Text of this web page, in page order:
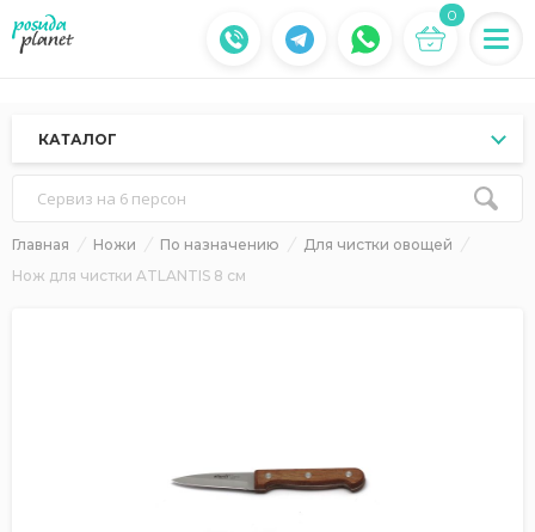
0
КАТАЛОГ
Сервиз на 6 персон
Главная Ножи По назначению
Для чистки овощей
Нож для чистки ATLANTIS 8 см